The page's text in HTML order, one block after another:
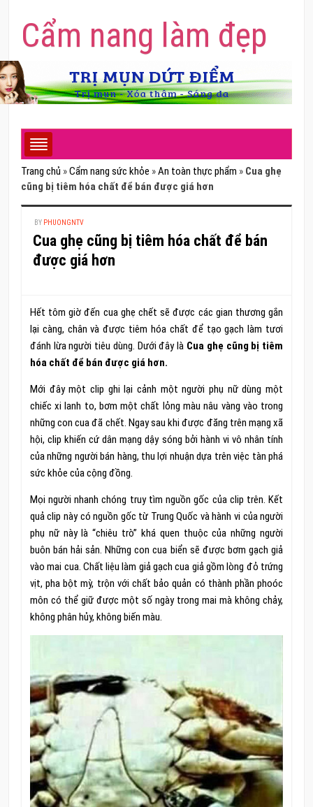
Cẩm nang làm đẹp
Trang chủ »Cẩm nang sức khỏe »An toàn thực phẩm » Cua ghẹ
cũng bị tiêm hóa chất để bán được giá hơn
BY PHUONGNTV
Cua ghẹ cũng bị tiêm hóa chất để bán
được giá hơn
Hết tôm giờ đến cua ghẹ chết sẽ được các gian thương gắn
lại càng, chân và được tiêm hóa chất để tạo gạch làm tươi
đánh lừa người tiêu dùng. Dưới đây là Cua ghẹ cũng bị tiêm
hóa chất để bán được giá hơn.
Mới đây một clip ghi lại cảnh một người phụ nữ dùng một
chiếc xi lanh to, bơm một chất lỏng màu nâu vàng vào trong
những con cua đã chết. Ngay sau khi được đăng trên mạng xã
hội, clip khiến cứ dân mạng dậy sóng bởi hành vi vô nhân tính
của những người bán hàng, thu lợi nhuận dựa trên việc tàn phá
sức khỏe của cộng đồng.
Mọi người nhanh chóng truy tìm nguồn gốc của clip trên. Kết
quả clip này có nguồn gốc từ Trung Quốc và hành vi của người
phụ nữ này là “chiêu trò” khá quen thuộc của những người
buôn bán hải sản. Những con cua biển sẽ được bơm gạch giả
vào mai cua. Chất liệu làm giả gạch cua giả gồm lòng đỏ trứng
vịt, pha bột mỳ, trộn với chất bảo quản có thành phần phoóc
môn có thể giữ được một số ngày trong mai mà không chảy,
không phân hủy, không biến màu.